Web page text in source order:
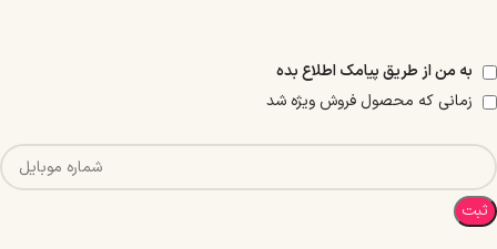
به من از طریق پیامک اطلاع بده
زمانی که محصول فروش ویژه شد
ثبت